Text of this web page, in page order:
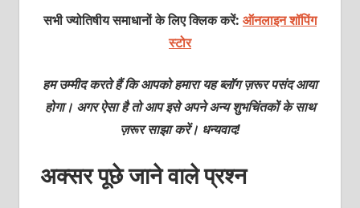
सभी ज्योतिषीय समाधानों के लिए क्लिक करें: ऑनलाइन शॉपिंग
स्टोर
हम उम्मीद करते हैं कि आपको हमारा यह ब्लॉग ज़रूर पसंद आया
होगा। अगर ऐसा है तो आप इसे अपने अन्य शुभचिंतकों के साथ
ज़रूर साझा करें। धन्यवाद!
अक्सर पूछे जाने वाले प्रश्न